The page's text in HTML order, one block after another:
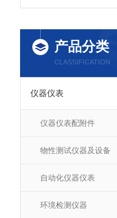
产品分类
CLASSIFICATION
仪器仪表
仪器仪表配附件
物性测试仪器及设备
自动化仪器仪表
环境检测仪器